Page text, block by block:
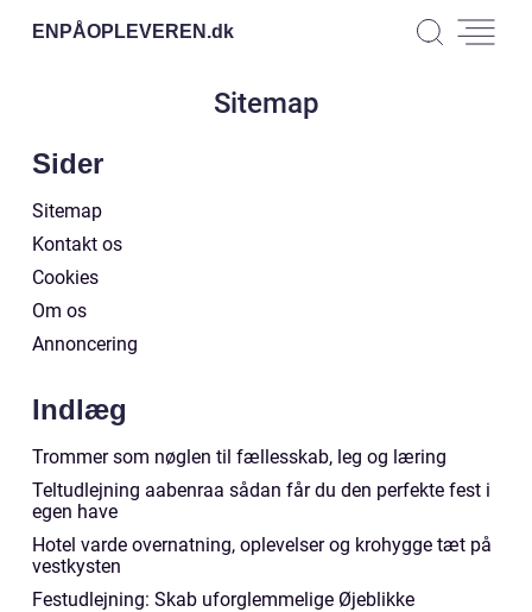
ENPÅOPLEVEREN.dk
Sitemap
Sider
Sitemap
Kontakt os
Cookies
Om os
Annoncering
Indlæg
Trommer som nøglen til fællesskab, leg og læring
Teltudlejning aabenraa sådan får du den perfekte fest i
egen have
Hotel varde overnatning, oplevelser og krohygge tæt på
vestkysten
Festudlejning: Skab uforglemmelige Øjeblikke